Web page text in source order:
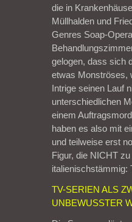
die in
Müllhalden und
Genres Soap-
gelogen, dass sich
etwas Monströses,
Intrige seinen Lauf
unterschiedlichen
einem
haben es also mit
und teilweise erst
Figur, die NICHT
italienischstämmig:
TV-SERIEN ALS
UNBEWUSSTER